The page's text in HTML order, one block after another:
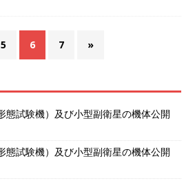
5 6 7 »
態試験機）及び小型副衛星の機体公開
態試験機）及び小型副衛星の機体公開